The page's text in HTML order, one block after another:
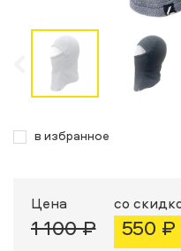
в избранное
Цена
1 100 ₽
со
550 ₽